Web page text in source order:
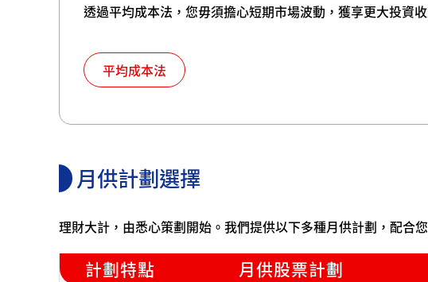
透過平均成本法，您毋須擔心短期市場波動，獲享更大投資
平均成本法
月供計劃選擇
理財大計，由悉心策劃開始。我們提供以下多種月供計劃，配合
計劃特點 月供股票計劃